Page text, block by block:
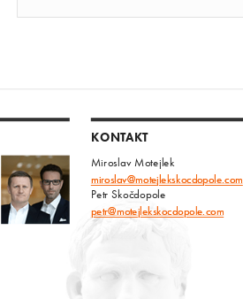
KONTAKT
Miroslav Motejlek
miroslav@motejlekskocdopole.com
Petr Skočdopole
petr@motejlekskocdopole.com